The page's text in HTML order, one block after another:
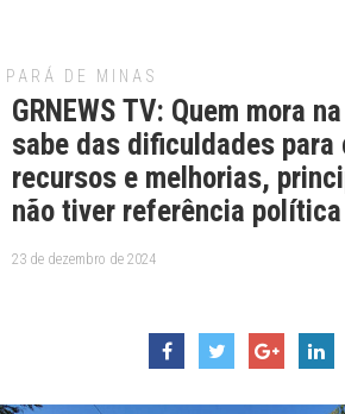
PARÁ DE MINAS
GRNEWS TV: Quem mora
sabe das dificuldades para
recursos e melhorias,
não tiver referência política
23 de dezembro de 2024